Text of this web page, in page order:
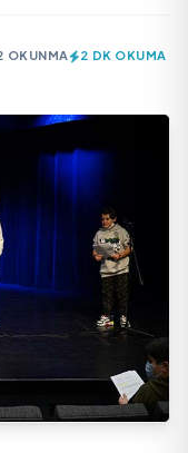
OKUNMA 2 DK OKUMA